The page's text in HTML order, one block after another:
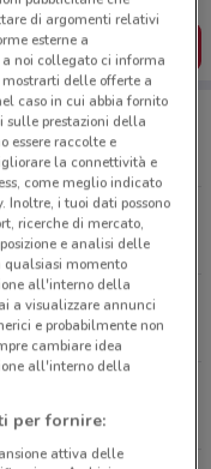
L’APP
di argomenti relativi
esterne a
a noi collegato ci informa
delle offerte a
caso in cui abbia fornito
sulle prestazioni della
essere raccolte e
la connettività e
come meglio indicato
Inoltre, i tuoi dati possono
ricerche di mercato,
e analisi delle
qualsiasi momento
all'interno della
a visualizzare annunci
e probabilmente non
cambiare idea
all'interno della
per fornire:
attiva delle